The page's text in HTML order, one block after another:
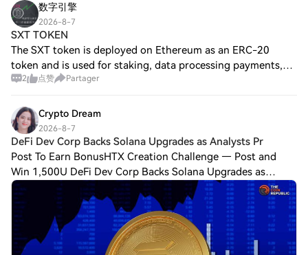
数字引擎
2026-8-7
SXT TOKEN
The SXT token is deployed on Ethereum as an ERC-20
token and is used for staking, data processing payments,
access control, and incentivizing data contributors
2 点赞 Partager
Crypto Dream
2026-8-7
DeFi Dev Corp Backs Solana Upgrades as Analysts Pr
Post To Earn BonusHTX Creation Challenge — Post and
Win 1,500U DeFi Dev Corp Backs Solana Upgrades as
Analysts Predicts SOL Price to $250 DeFi Dev Corp backs
two Solana crypto upgrade proposals aimed